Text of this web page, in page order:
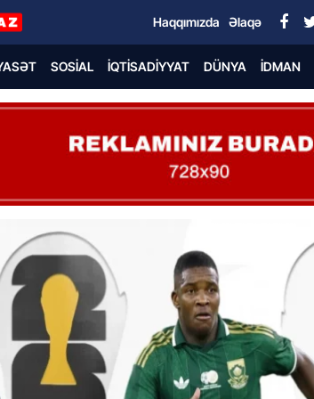
Haqqımızda Əlaqə
SOSIAL İQTISADIYYAT DÜNYA İDMAN